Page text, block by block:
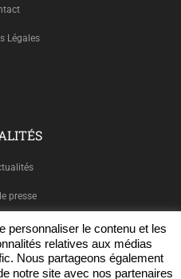
Légales
presse
personnaliser le contenu et les
relatives aux médias
Nous partageons également
notre site avec nos partenaires